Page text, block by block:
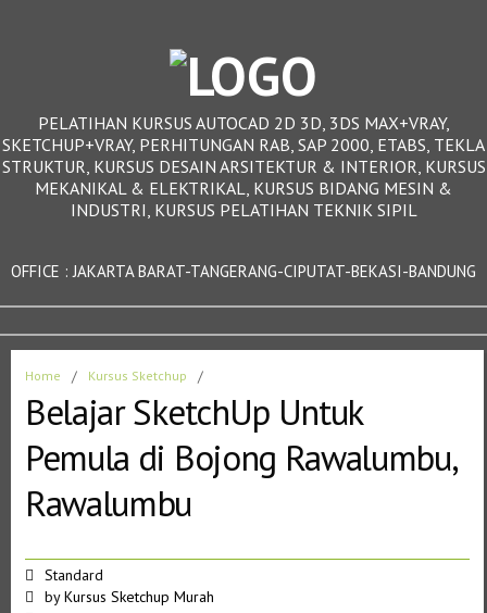
PELATIHAN KURSUS AUTOCAD 2D 3D, 3DS MAX+VRAY,
SKETCHUP+VRAY, PERHITUNGAN RAB, SAP 2000, ETABS, TEKLA
STRUKTUR, KURSUS DESAIN ARSITEKTUR & INTERIOR, KURSUS
MEKANIKAL & ELEKTRIKAL, KURSUS BIDANG MESIN &
INDUSTRI, KURSUS PELATIHAN TEKNIK SIPIL
OFFICE : JAKARTA BARAT-TANGERANG-CIPUTAT-BEKASI-BANDUNG
Home / Kursus Sketchup /
Belajar SketchUp Untuk
Pemula di Bojong Rawalumbu,
Rawalumbu
Standard
byKursus Sketchup Murah